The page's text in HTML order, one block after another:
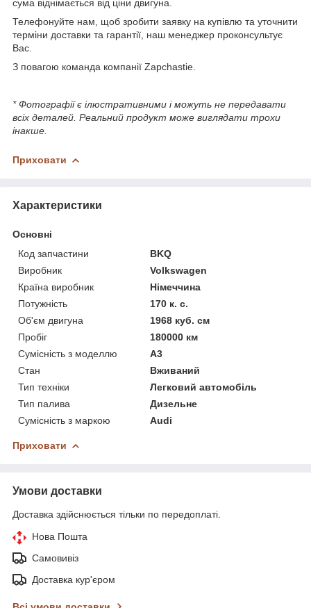
сума віднімається від ціни двигуна.
Телефонуйте нам, щоб зробити заявку на купівлю та уточнити
терміни доставки та гарантії, наш менеджер проконсультує
Вас.
З повагою команда компанії Zapchastie.
* Фотографії є ілюстративними і можуть не передавати
всіх деталей. Реальний продукт може виглядати трохи
інакше.
Приховати
Характеристики
Основні
Код запчастини
BKQ
Виробник
Volkswagen
Країна виробник
Німеччина
Потужність
170 к. с.
Об'єм двигуна
1968 куб. см
Пробіг
180000 км
Сумісність з моделлю
A3
Стан
Вживаний
Тип техніки
Легковий автомобіль
Тип палива
Дизельне
Сумісність з маркою
Audi
Приховати
Умови доставки
Доставка здійснюється тільки по передоплаті.
Нова Пошта
Самовивіз
Доставка кур'єром